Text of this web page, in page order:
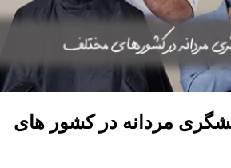
مردانه در کشور های